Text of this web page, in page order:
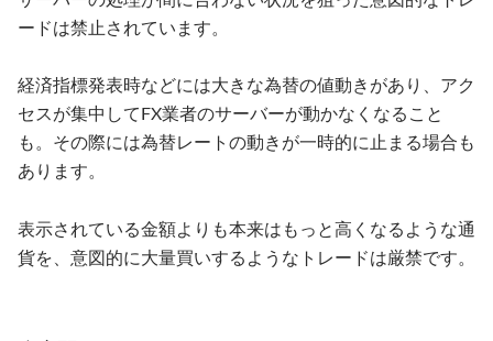
ードは禁止されています。
経済指標発表時などには大きな為替の値動きがあり、アク
セスが集中してFX業者のサーバーが動かなくなること
も。その際には為替レートの動きが一時的に止まる場合も
あります。
表示されている金額よりも本来はもっと高くなるような通
貨を、意図的に大量買いするようなトレードは厳禁です。